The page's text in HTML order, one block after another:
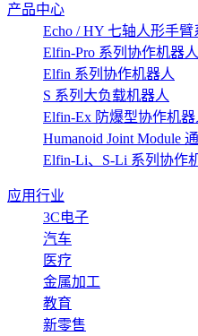
产品中心
Echo / HY 七轴人形手臂
Elfin-Pro 系列协作机器人
Elfin 系列协作机器人
S 系列大负载机器人
Elfin-Ex 防爆型协作机器
Humanoid Joint Module
Elfin-Li、S-Li 系列协作
应用行业
3C电子
汽车
医疗
金属加工
教育
新零售